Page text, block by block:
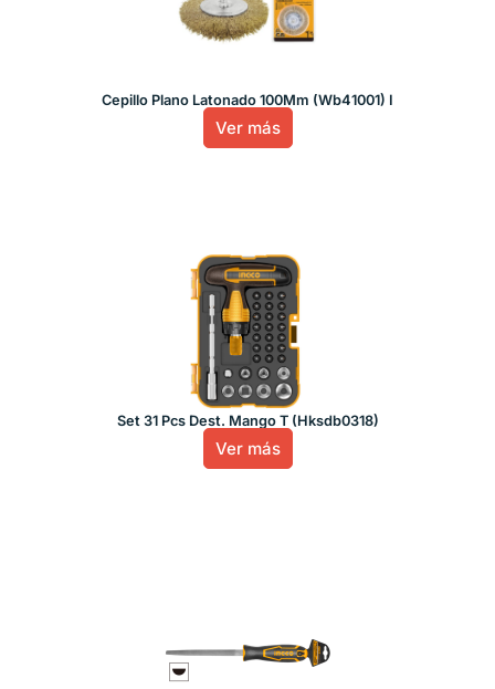
Cepillo Plano Latonado 100Mm (Wb41001) I
Ver más
Set 31 Pcs Dest. Mango T (Hksdb0318)
Ver más